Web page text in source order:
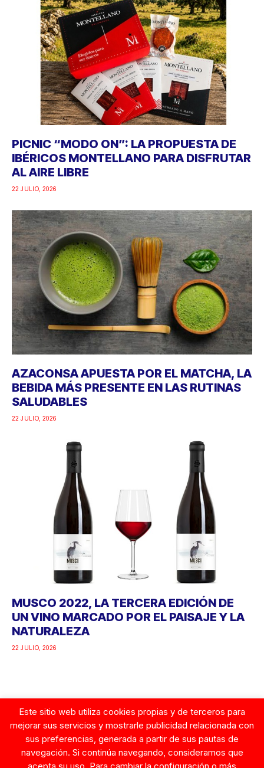
PICNIC “MODO ON”: LA PROPUESTA DE
IBÉRICOS MONTELLANO PARA DISFRUTAR
AL AIRE LIBRE
22 JULIO, 2026
AZACONSA APUESTA POR EL MATCHA, LA
BEBIDA MÁS PRESENTE EN LAS RUTINAS
SALUDABLES
22 JULIO, 2026
MUSCO 2022, LA TERCERA EDICIÓN DE
UN VINO MARCADO POR EL PAISAJE Y LA
NATURALEZA
22 JULIO, 2026
Google
Este sitio web utiliza cookies propias y de terceros para
mejorar sus servicios y mostrarle publicidad relacionada con
sus preferencias, generada a partir de sus pautas de
navegación. Si continúa navegando, consideramos que